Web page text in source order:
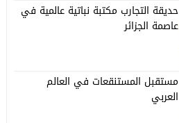
حديقة التجارب مكتبة نباتية عالمية في
عاصمة الجزائر
مستقبل المستنقعات في العالم
العربي